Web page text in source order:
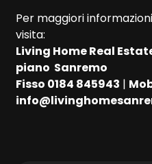
Per maggiori
visita:
Living Home Real
piano  Sanremo
Fisso 0184 845943 |
Balcone/Terrazzo
Ascensore
Arredato